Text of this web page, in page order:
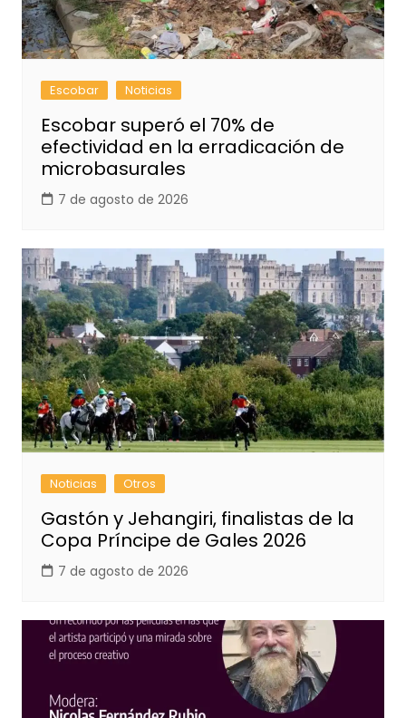
Escobar Noticias
Escobar superó el 70% de
efectividad en la erradicación de
microbasurales
7 de agosto de 2026
Noticias Otros
Gastón y Jehangiri, finalistas de la
Copa Príncipe de Gales 2026
7 de agosto de 2026